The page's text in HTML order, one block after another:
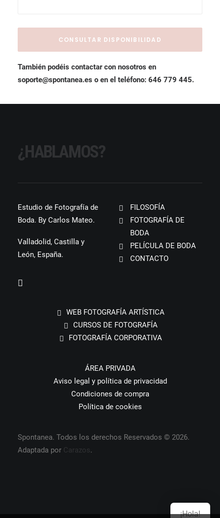
También podéis contactar con nosotros en
soporte@spontanea.es o en el teléfono: 646 779 445.
¿HABLAMOS?
Estudio de Fotografía de
Boda. By Carlos Mateo.
Valladolid, Castilla y
León, España.
FILOSOFÍA
FOTOGRAFÍA DE
BODA
PELÍCULA DE BODA
CONTACTO
WEB FOTOGRAFÍA ARTÍSTICA
CURSOS DE FOTOGRAFÍA
FOTOGRAFÍA CORPORATIVA
ÁREA PRIVADA
Aviso legal y política de privacidad
Condiciones de compra
Política de cookies
Spontanea. Todos los derechos Reservados © 2026.
Adaptada por Carazos.
¡Hola!